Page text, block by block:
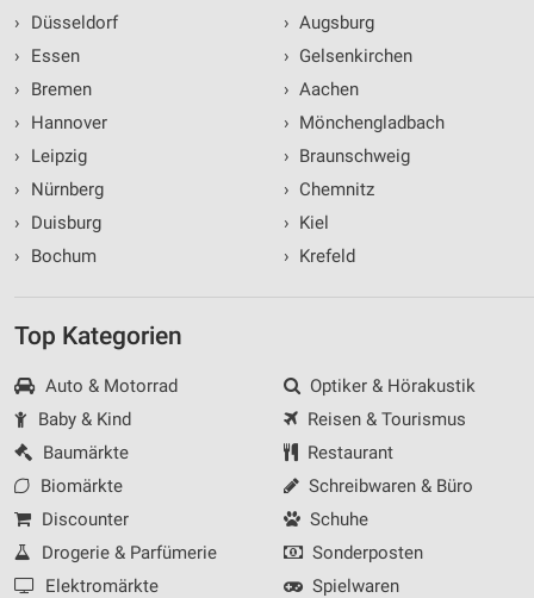
›
Düsseldorf
›
Essen
›
Bremen
›
Hannover
›
Leipzig
›
Nürnberg
›
Duisburg
›
Bochum
› Augsburg
› Gelsenkirchen
› Aachen
› Mönchengladbach
› Braunschweig
› Chemnitz
› Kiel
› Krefeld
Top Kategorien
Auto & Motorrad
Baby & Kind
Baumärkte
Biomärkte
Discounter
Drogerie & Parfümerie
Elektromärkte
Optiker & Hörakustik
Reisen & Tourismus
Restaurant
Schreibwaren & Büro
Schuhe
Sonderposten
Spielwaren